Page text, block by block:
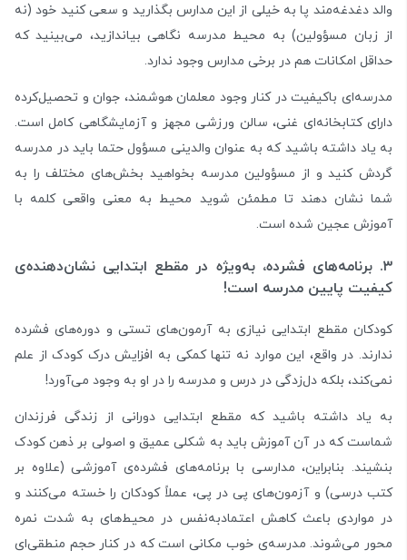
والد دغدغه‌مند پا به خیلی از این مدارس بگذارید و سعی کنید خود (نه
از زبان مسؤولین) به محیط مدرسه نگاهی بیاندازید، می‌بینید که
حداقل امکانات هم در برخی مدارس وجود ندارد.
مدرسه‌ای باکیفیت در کنار وجود معلمان هوشمند، جوان و تحصیل‌کرده
دارای کتابخانه‌ای غنی، سالن ورزشی مجهز و آزمایشگاهی کامل است.
به یاد داشته باشید که به عنوان والدینی مسؤول حتما باید در مدرسه
گردش کنید و از مسؤولین مدرسه بخواهید بخش‌های مختلف را به
شما نشان دهند تا مطمئن شوید محیط به معنی واقعی کلمه با
آموزش عجین شده است.
۳. برنامه‌های فشرده، به‌ویژه در مقطع ابتدایی نشان‌دهنده‌ی
کیفیت پایین مدرسه است!
کودکان مقطع ابتدایی نیازی به آرمون‌های تستی و دوره‌های فشرده
ندارند. در واقع، این موارد نه تنها کمکی به افزایش درک کودک از علم
نمی‌کند، بلکه دل‌زدگی در درس و مدرسه را در او به وجود می‌آورد!
به یاد داشته باشید که مقطع ابتدایی دورانی از زندگی فرزندان
شماست که در آن آموزش باید به شکلی عمیق و اصولی بر ذهن کودک
بنشیند. بنابراین، مدارسی با برنامه‌های فشرده‌ی آموزشی (علاوه بر
کتب درسی) و آزمون‌های پی در پی، عملاً کودکان را خسته می‌کنند و
در مواردی باعث کاهش اعتمادبه‌نفس در محیط‌های به شدت نمره
محور می‌شوند. مدرسه‌ی خوب مکانی است که در کنار حجم منطقی‌ای